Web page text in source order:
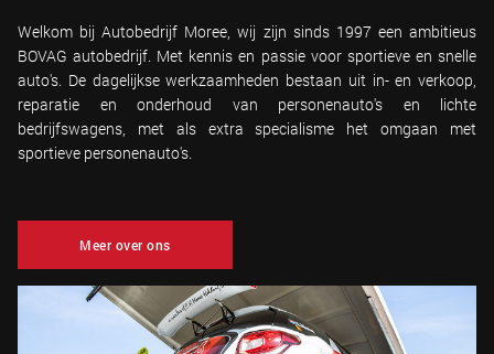
Welkom bij Autobedrijf Moree, wij zijn sinds 1997 een ambitieus
BOVAG autobedrijf. Met kennis en passie voor sportieve en snelle
auto's. De dagelijkse werkzaamheden bestaan uit in- en verkoop,
reparatie en onderhoud van personenauto's en lichte
bedrijfswagens, met als extra specialisme het omgaan met
sportieve personenauto's.
Meer over ons